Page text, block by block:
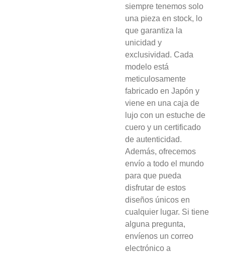
siempre tenemos solo
una pieza en stock, lo
que garantiza la
unicidad y
exclusividad. Cada
modelo está
meticulosamente
fabricado en Japón y
viene en una caja de
lujo con un estuche de
cuero y un certificado
de autenticidad.
Además, ofrecemos
envío a todo el mundo
para que pueda
disfrutar de estos
diseños únicos en
cualquier lugar. Si tiene
alguna pregunta,
envíenos un correo
electrónico a